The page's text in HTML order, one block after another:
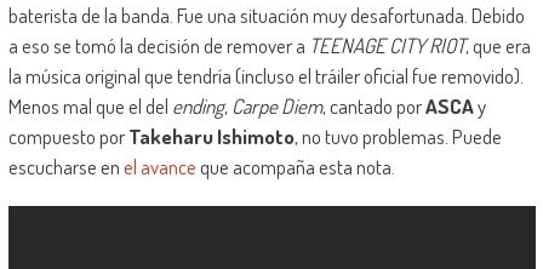
baterista de la banda. Fue una situación muy desafortunada. Debido
a eso se tomó la decisión de remover a TEENAGE CITY RIOT, que era
la música original que tendría (incluso el tráiler oficial fue removido).
Menos mal que el del ending, Carpe Diem, cantado porASCAy
compuesto porTakeharu Ishimoto, no tuvo problemas. Puede
escucharse enel avanceque acompaña esta nota.